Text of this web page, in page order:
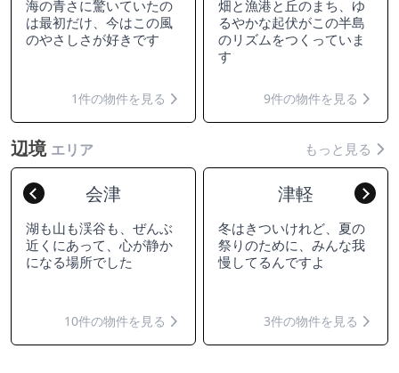
海の青さに驚いていたの
は最初だけ、今はこの風
のやさしさが好きです
1件の物件を見る
畑と漁港と丘のまち、ゆ
るやかな起伏がこの半島
のリズムをつくっていま
す
9件の物件を見る
辺境 エリア もっと見る
Previous会津
湖も山も渓谷も、ぜんぶ
近くにあって、心が静か
になる場所でした
10件の物件を見る
津軽
冬はきついけれど、夏の
祭りのために、みんな我
慢してるんですよ
3件の物件を見る